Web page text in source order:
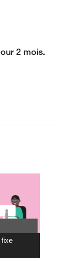
2 mois.
fixe